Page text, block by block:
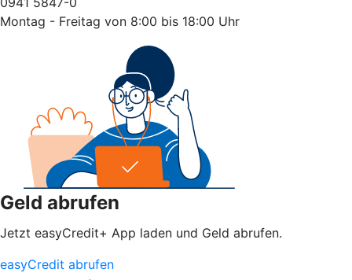
Montag - Freitag von 8:00 bis 18:00 Uhr
Geld abrufen
Jetzt easyCredit+ App laden und Geld abrufen.
easyCredit abrufen